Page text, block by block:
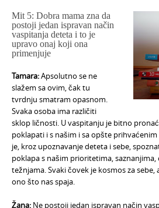
Mit 5: Dobra mama zna da
postoji jedan ispravan način
vaspitanja deteta i to je
upravo onaj koji ona
primenjuje
Tamara:Apsolutno se ne
slažem sa ovim, čak tu
tvrdnju smatram opasnom.
Svaka osoba ima različiti
sklop ličnosti. U vaspitanju je bitno
poklapati i s našim i sa opšte
je, kroz upoznavanje deteta i sebe,
poklapa s našim prioritetima,
težnjama. Svaki čovek je kosmos za
ono što nas spaja.
Žana: Ne postoji jedan ispravan način